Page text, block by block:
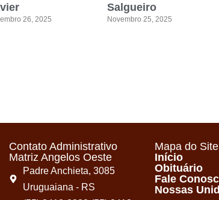
26, 2025
Salgueiro
Novembro 25, 2025
Contato Administrativo
Matriz Angelos Oeste
Padre Anchieta, 3085
Uruguaiana - RS
Mapa do Site
Início
Obituário
Fale
Nossas